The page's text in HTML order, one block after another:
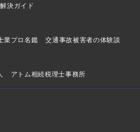
決ガイド
業プロ名鑑 交通事故被害者の体験談
アトム相続税理士事務所